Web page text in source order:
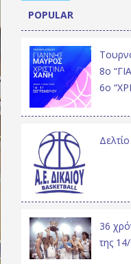
POPULAR
8ο
6ο
36
της